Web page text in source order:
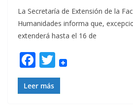
La Secretaría de Extensión de la
Humanidades informa que,
extenderá hasta el 16 de
F
ac
e
T
w
itt
Leer más